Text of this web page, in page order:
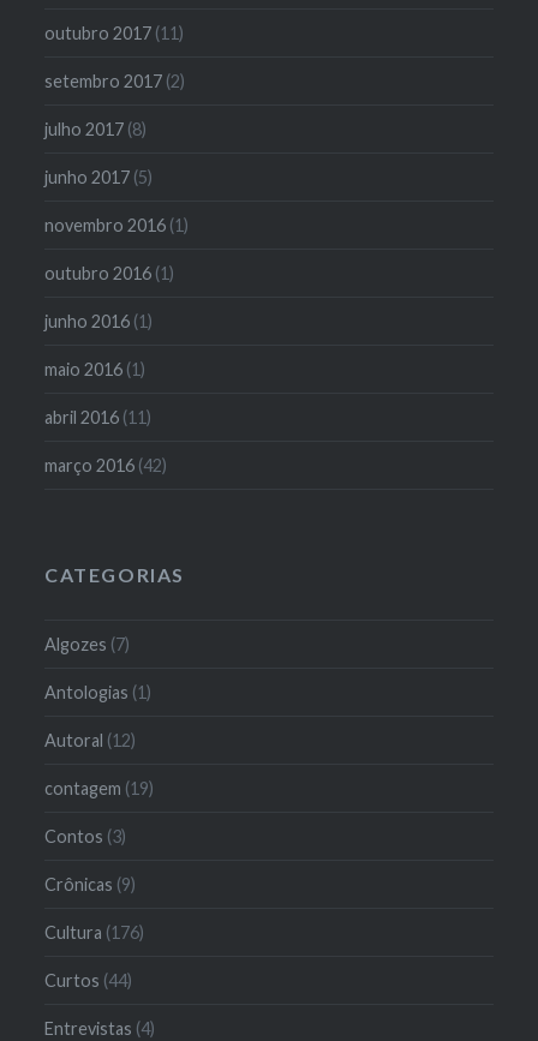
outubro 2017 (11)
setembro 2017 (2)
julho 2017 (8)
junho 2017 (5)
novembro 2016 (1)
outubro 2016 (1)
junho 2016 (1)
maio 2016 (1)
abril 2016 (11)
março 2016 (42)
CATEGORIAS
Algozes (7)
Antologias (1)
Autoral (12)
contagem (19)
Contos (3)
Crônicas (9)
Cultura (176)
Curtos (44)
Entrevistas (4)